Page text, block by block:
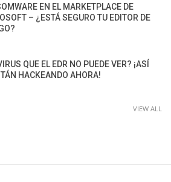
EN EL MARKETPLACE DE
– ¿ESTÁ SEGURO TU EDITOR DE
QUE EL EDR NO PUEDE VER? ¡ASÍ
HACKEANDO AHORA!
VIEW ALL